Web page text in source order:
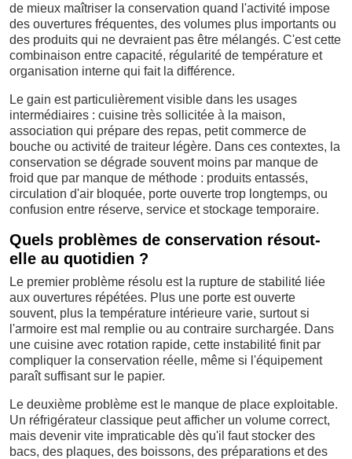
de mieux maîtriser la conservation quand l'activité impose
des ouvertures fréquentes, des volumes plus importants ou
des produits qui ne devraient pas être mélangés. C'est cette
combinaison entre capacité, régularité de température et
organisation interne qui fait la différence.
Le gain est particulièrement visible dans les usages
intermédiaires : cuisine très sollicitée à la maison,
association qui prépare des repas, petit commerce de
bouche ou activité de traiteur légère. Dans ces contextes, la
conservation se dégrade souvent moins par manque de
froid que par manque de méthode : produits entassés,
circulation d'air bloquée, porte ouverte trop longtemps, ou
confusion entre réserve, service et stockage temporaire.
Quels problèmes de conservation résout-
elle au quotidien ?
Le premier problème résolu est la rupture de stabilité liée
aux ouvertures répétées. Plus une porte est ouverte
souvent, plus la température intérieure varie, surtout si
l'armoire est mal remplie ou au contraire surchargée. Dans
une cuisine avec rotation rapide, cette instabilité finit par
compliquer la conservation réelle, même si l'équipement
paraît suffisant sur le papier.
Le deuxième problème est le manque de place exploitable.
Un réfrigérateur classique peut afficher un volume correct,
mais devenir vite impraticable dès qu'il faut stocker des
bacs, des plaques, des boissons, des préparations et des